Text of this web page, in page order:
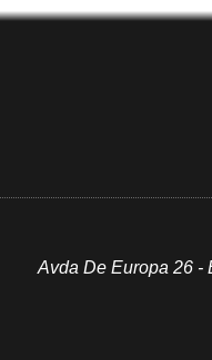
Avda De Europa 26 -